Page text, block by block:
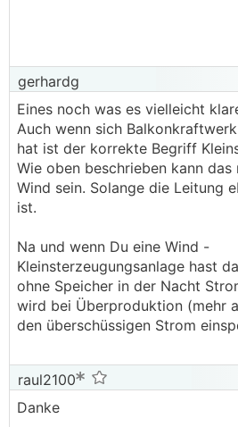
gerhardg
Eines noch was es vielleicht
Auch wenn sich
hat ist der korrekte Begriff
Wie oben beschrieben kann das
Wind sein. Solange die Leitung
ist.
Na und wenn Du eine Wind -
Kleinsterzeugungsanlage hast
ohne Speicher in der Nacht
wird bei Überproduktion (mehr
den überschüssigen Strom
raul2100
Danke